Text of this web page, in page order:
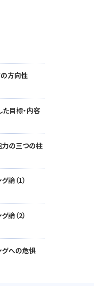
方向性
目標・内容
力の三つの柱
論（1）
論（2）
グへの危惧